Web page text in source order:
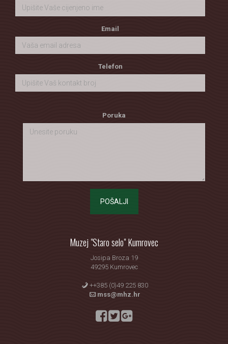
Email
Telefon
Poruka
POŠALJI
Muzej "Staro selo" Kumrovec
Josipa Broza 19
49295 Kumrovec
++385 (0)49 225 830
mss@mhz.hr